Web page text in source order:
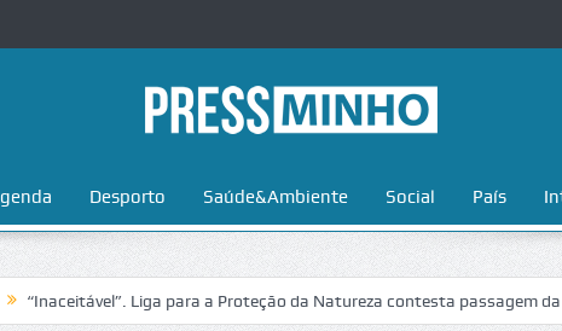
Desporto Saúde&Ambiente Social País
Liga para a Proteção da Natureza contesta passagem da Volta a